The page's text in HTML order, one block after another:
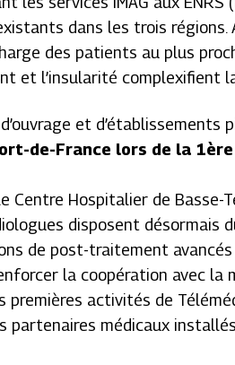
dans les trois régions.
des patients au plus
et l’insularité complexifient
et d’établissements
de-France lors de la
Centre Hospitalier de Basse-
disposent désormais
de post-traitement
la coopération avec la
premières activités de
partenaires médicaux